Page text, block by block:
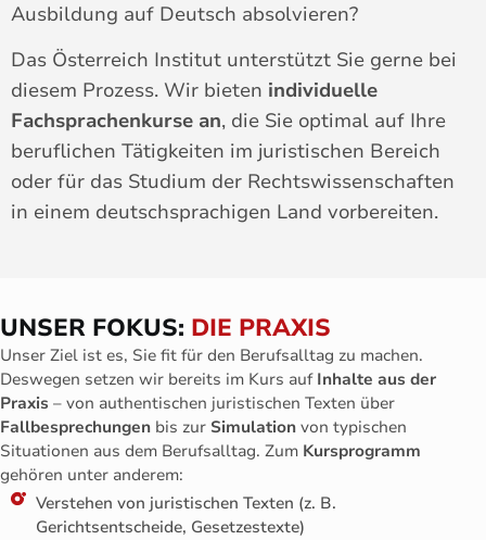
Ausbildung auf Deutsch absolvieren?
Das Österreich Institut unterstützt Sie gerne bei
diesem Prozess. Wir bieten individuelle
Fachsprachenkurse an, die Sie optimal auf Ihre
beruflichen Tätigkeiten im juristischen Bereich
oder für das Studium der Rechtswissenschaften
in einem deutschsprachigen Land vorbereiten.
UNSER FOKUS: DIE PRAXIS
Unser Ziel ist es, Sie fit für den Berufsalltag zu machen.
Deswegen setzen wir bereits im Kurs auf Inhalte aus der
Praxis – von authentischen juristischen Texten über
Fallbesprechungen bis zur Simulation von typischen
Situationen aus dem Berufsalltag. Zum Kursprogramm
gehören unter anderem:
Verstehen von juristischen Texten (z. B.
Gerichtsentscheide, Gesetzestexte)